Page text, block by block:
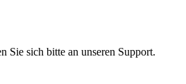
Sie sich bitte an unseren Support.